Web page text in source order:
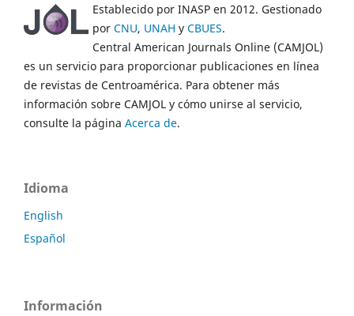
Establecido por INASP en 2012. Gestionado
por CNU, UNAH y CBUES.
Central American Journals Online (CAMJOL)
es un servicio para proporcionar publicaciones en línea
de revistas de Centroamérica. Para obtener más
información sobre CAMJOL y cómo unirse al servicio,
consulte la página Acerca de.
Idioma
English
Español
Información